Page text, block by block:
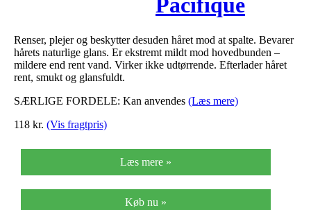
Pacifique
Shampoo til
normalt og
ml
Renser, plejer og beskytter desuden håret mod at spalte. Bevarer
hårets naturlige glans. Er ekstremt mildt mod hovedbunden –
mildere end rent vand. Virker ikke udtørrende. Efterlader håret
rent, smukt og glansfuldt.
SÆRLIGE FORDELE: Kan anvendes (Læs mere)
118 kr. (Vis fragtpris)
Læs mere »
Køb nu »